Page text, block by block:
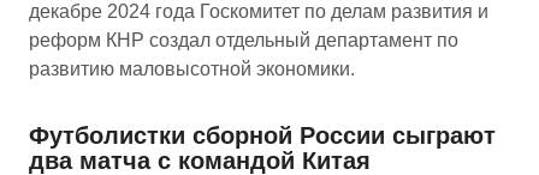
декабре 2024 года Госкомитет по делам развития и
реформ КНР создал отдельный департамент по
развитию маловысотной экономики.
Футболистки сборной России сыграют
два матча с командой Китая